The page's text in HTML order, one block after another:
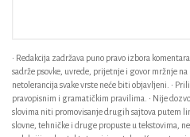
• Redakcija zadržava puno pravo izbora
sadrže psovke, uvrede, prijetnje i govor mržnje na
netolerancija svake vrste neće biti objavljeni. •
pravopisnim i gramatičkim pravilima. • Nije
slovima niti promovisanje drugih sajtova putem
slovne, tehničke i druge propuste u tekstovima,